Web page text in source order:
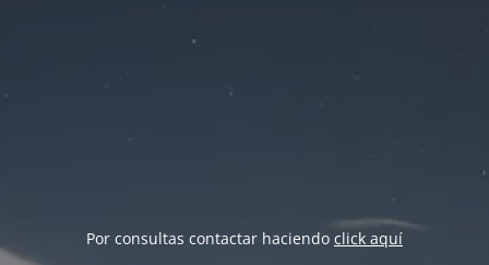
Por consultas contactar haciendo click aquí